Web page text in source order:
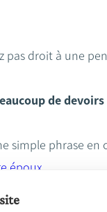
pas droit à une
de devoirs
simple phrase en
époux